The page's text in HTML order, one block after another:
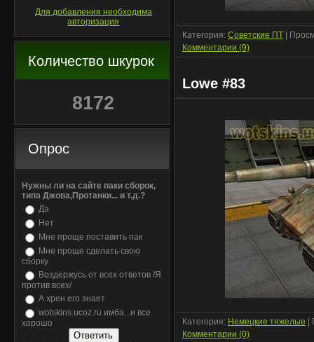
Для добавления необходима
авторизация
Количество шкурок
8172
Опрос
Нужны ли на сайте паки сборок,
типа Джова,Протанки... и т.д.?
Да
Нет
Мне проще поставить пак
Мне проще сделать свою
сборку
Воздержусь от всех ответов /Я
против всех/
А хрен его знает
wotskins.ucoz.ru имба...и все
хорошо
Категория: Советские ПТ |
Комментарии (9)
Lowe #83
Категория: Немецкие тяжелые
Комментарии (0)